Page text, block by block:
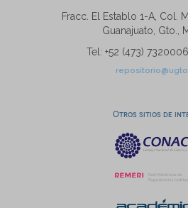
Fracc. El Establo 1-A, Col.
Guanajuato, Gto.,
Tel: +52 (473)
Otros sitios de